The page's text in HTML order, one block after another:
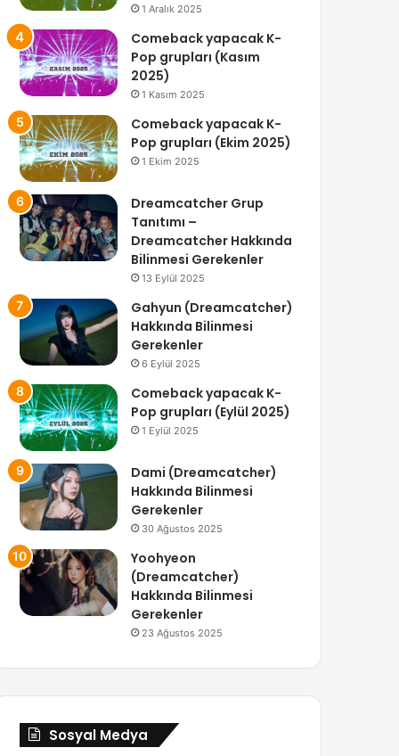
1 Aralık 2025
Comeback yapacak K-
Pop grupları (Kasım
2025)
1 Kasım 2025
Comeback yapacak K-
Pop grupları (Ekim 2025)
1 Ekim 2025
Dreamcatcher Grup
Tanıtımı –
Dreamcatcher Hakkında
Bilinmesi Gerekenler
13 Eylül 2025
Gahyun (Dreamcatcher)
Hakkında Bilinmesi
Gerekenler
6 Eylül 2025
Comeback yapacak K-
Pop grupları (Eylül 2025)
1 Eylül 2025
Dami (Dreamcatcher)
Hakkında Bilinmesi
Gerekenler
30 Ağustos 2025
Yoohyeon
(Dreamcatcher)
Hakkında Bilinmesi
Gerekenler
23 Ağustos 2025
Sosyal Medya